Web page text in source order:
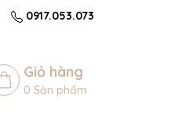
0917.053.073
Giỏ hàng
0 Sản phẩm